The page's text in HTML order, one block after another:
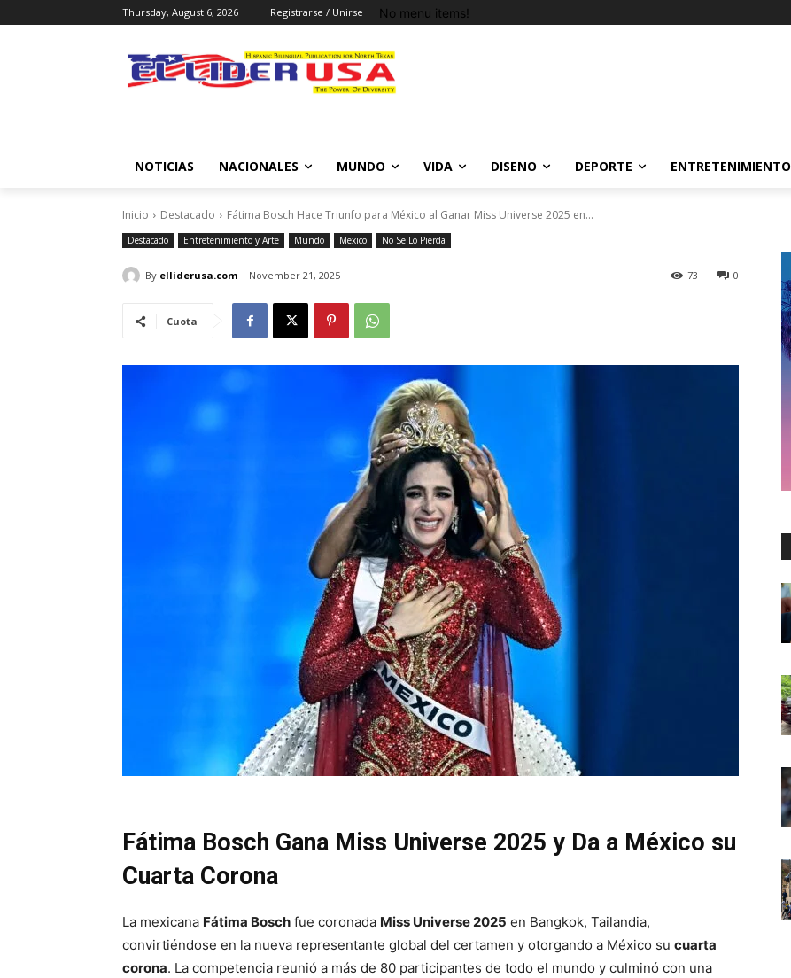
Thursday, August 6, 2026 Registrarse / Unirse No menu items!
NOTICIAS NACIONALES MUNDO VIDA DISENO DEPORTE ENTRETENIMIENTO
Inicio Destacado Fátima Bosch Hace Triunfo para México al Ganar Miss Universe 2025 en...
Destacado Entretenimiento y Arte Mundo Mexico No Se Lo Pierda
By elliderusa.com November 21, 2025 0
73
Cuota
Fátima Bosch Gana Miss Universe 2025 y Da a México su
Cuarta Corona
La mexicana Fátima Bosch fue coronada Miss Universe 2025 en Bangkok, Tailandia,
convirtiéndose en la nueva representante global del certamen y otorgando a México su cuarta
corona. La competencia reunió a más de 80 participantes de todo el mundo y culminó con una